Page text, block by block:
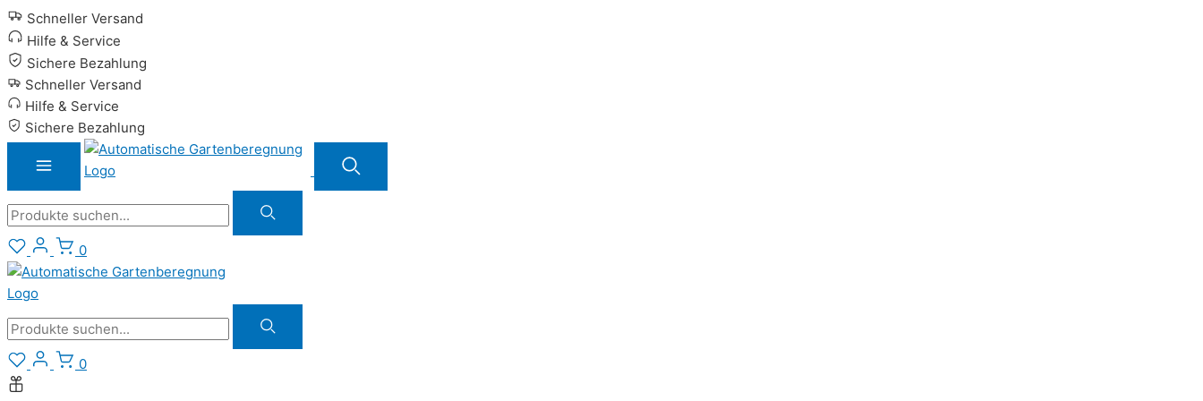
Zum
Inhalt
springen
Schneller Versand
Hilfe & Service
Sichere Bezahlung
Schneller Versand
Hilfe & Service
Sichere Bezahlung
Suche
0
Suche
0